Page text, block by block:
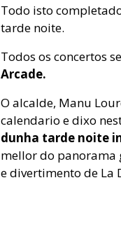
Todo isto
tarde noite.
Todos os concertos
Arcade.
O alcalde, Manu
calendario e dixo
dunha tarde noite
mellor do panorama
e divertimento de La